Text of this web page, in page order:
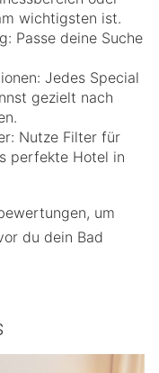
wichtigsten ist.
Passe deine Suche
Jedes Special
gezielt nach
Nutze Filter für
perfekte Hotel in
um
du dein Bad